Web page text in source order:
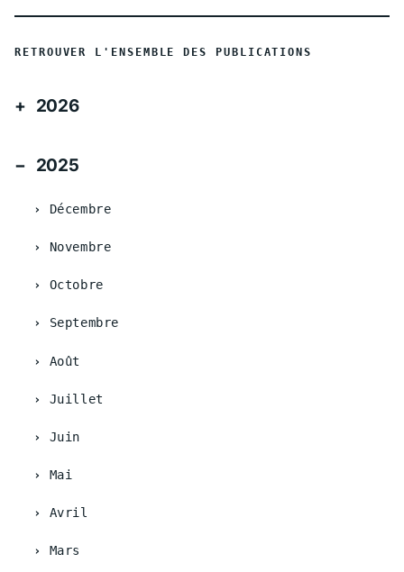
RETROUVER L'ENSEMBLE DES PUBLICATIONS
2026
2025
Décembre
Novembre
Octobre
Septembre
Août
Juillet
Juin
Mai
Avril
Mars